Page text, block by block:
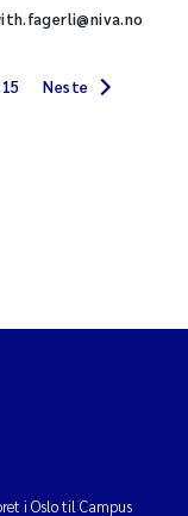
15 Neste
i Oslo til Campus